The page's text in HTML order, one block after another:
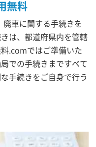
無料
車に関する手続きを
は、都道府県内を管轄
.comではご準備いた
での手続きまですべて
手続きをご自身で行う